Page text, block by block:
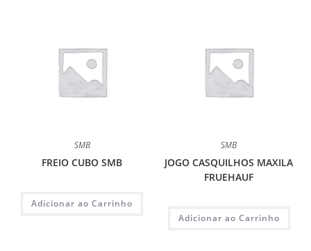
SMB
FREIO CUBO SMB
Adicionar ao Carrinho
SMB
JOGO CASQUILHOS MAXILA
FRUEHAUF
Adicionar ao Carrinho